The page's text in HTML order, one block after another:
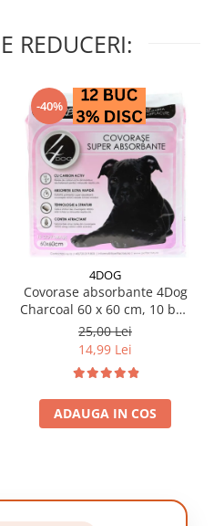
REDUCERI:
-40%
4DOG
Covorase absorbante 4Dog
Charcoal 60 x 60 cm, 10 buc
/ pachet
25,00 Lei
14,99 Lei
ADAUGA IN COS